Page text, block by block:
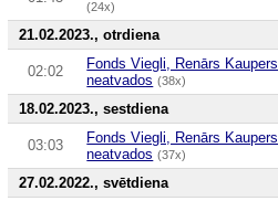
(24x)
21.02.2023., otrdiena
02:02 Fonds Viegli, Renārs Kaupers
neatvados (38x)
18.02.2023., sestdiena
03:03 Fonds Viegli, Renārs Kaupers
neatvados (37x)
27.02.2022., svētdiena